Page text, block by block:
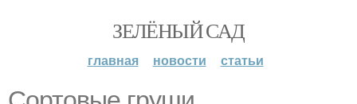
ЗЕЛЁНЫЙ САД
главная новости статьи